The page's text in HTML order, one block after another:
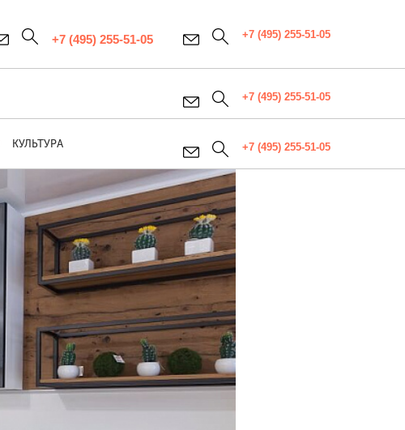
КУЛЬТУРА +7 (495) 255-51-05
+7 (495) 255-51-05
+7 (495) 255-51-05 +7 (495) 255-51-05